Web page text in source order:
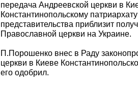
передача Андреевской церкви в
Константинопольскому
представительства приблизит
Православной церкви на Украине.
П.Порошенко внес в Раду
церкви в Киеве
его одобрил.